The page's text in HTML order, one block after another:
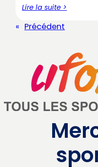
Lire la suite >
« Précédent